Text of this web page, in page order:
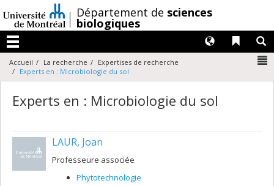
au
contenu
/Département de sciences
biologiques
Menu
Liens
Langues
Accueil La recherche
Expertises de recherche
Experts en : Microbiologie du sol
Experts en : Microbiologie du sol
LAUR, Joan
Professeure associée
Phytotechnologie